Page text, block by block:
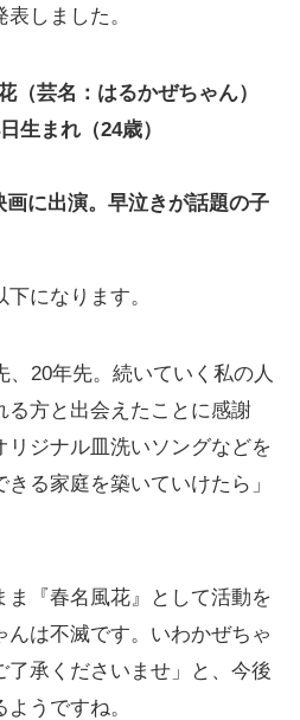
しました。
（芸名：はるかぜちゃん）
生まれ（24歳）
に出演。早泣きが話題の子
になります。
20年先。続いていく私の人
る方と出会えたことに感謝
リジナル皿洗いソングなどを
る家庭を築いていけたら」
ま『春名風花』として活動を
は不滅です。いわかぜちゃ
了承くださいませ」と、今後
うですね。